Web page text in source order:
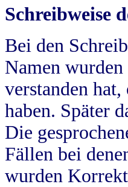
Schreibweise
Bei den
Namen
verstanden
haben. Später
Die
Fällen bei
wurden